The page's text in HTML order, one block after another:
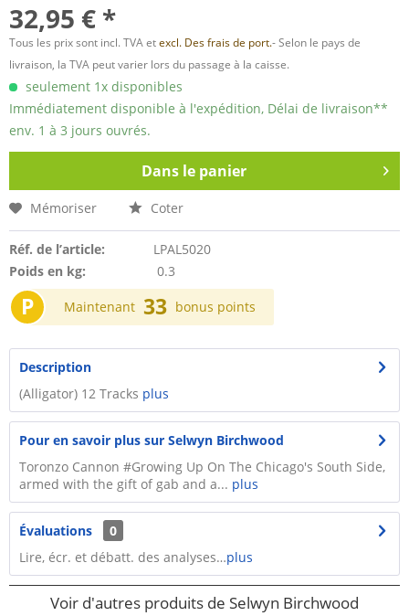
32,95 € *
Tous les prix sont incl. TVA etexcl. Des frais de port.- Selon le pays de
livraison, la TVA peut varier lors du passage à la caisse.
seulement 1x disponibles
Immédiatement disponible à l'expédition, Délai de livraison**
env. 1 à 3 jours ouvrés.
Dans le panier
Mémoriser Coter
Réf. de l’article:
LPAL5020
Poids en kg:
0.3
P Maintenant 33 bonus points
Description
(Alligator) 12 Tracks plus
Pour en savoir plus sur Selwyn Birchwood
Toronzo Cannon #Growing Up On The Chicago's South Side,
armed with the gift of gab and a... plus
Évaluations
0
Lire, écr. et débatt. des analyses…plus
Voir d'autres produits de Selwyn Birchwood